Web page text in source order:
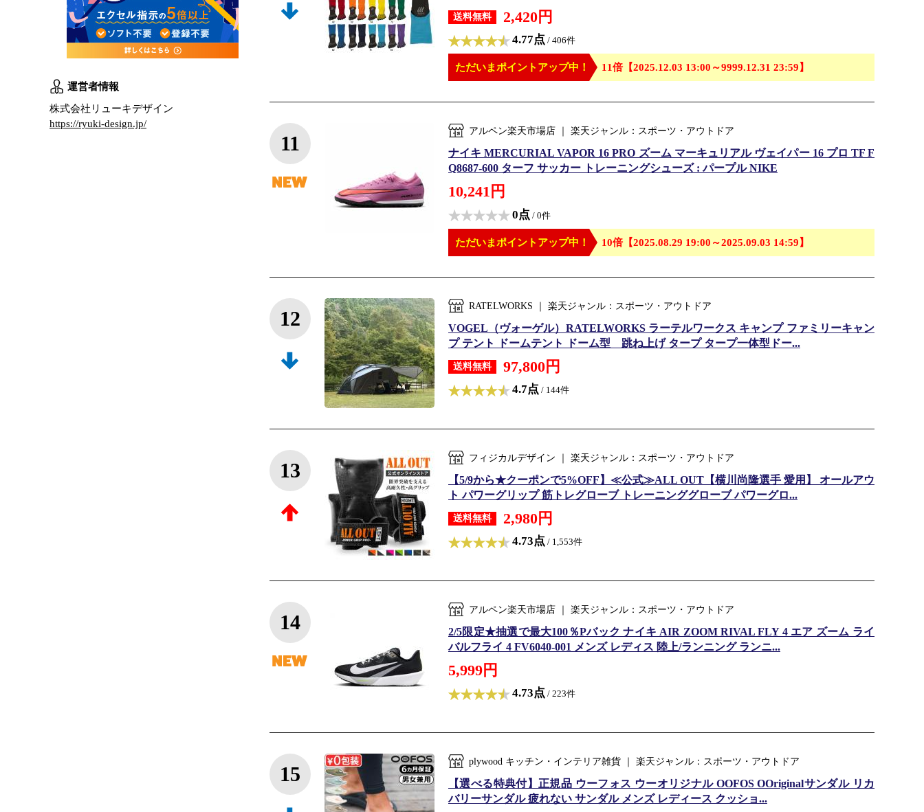
送料無料 2,420円
4.77点 / 406件
ただいまポイントアップ中！ 11倍【2025.12.03 13:00～9999.12.31 23:59】
11
アルペン楽天市場店 ｜ 楽天ジャンル：スポーツ・アウトドア
ナイキ MERCURIAL VAPOR 16 PRO ズーム マーキュリアル ヴェイパー 16 プロ TF F
Q8687-600 ターフ サッカー トレーニングシューズ : パープル NIKE
10,241円
0点 / 0件
ただいまポイントアップ中！ 10倍【2025.08.29 19:00～2025.09.03 14:59】
12
RATELWORKS ｜ 楽天ジャンル：スポーツ・アウトドア
VOGEL（ヴォーゲル）RATELWORKS ラーテルワークス キャンプ ファミリーキャン
プ テント ドームテント ドーム型 跳ね上げ タープ タープ一体型ドー...
送料無料 97,800円
4.7点 / 144件
13
フィジカルデザイン ｜ 楽天ジャンル：スポーツ・アウトドア
【5/9から★クーポンで5%OFF】≪公式≫ALL OUT【横川尚隆選手 愛用】 オールアウ
ト パワーグリップ 筋トレグローブ トレーニンググローブ パワーグロ...
送料無料 2,980円
4.73点 / 1,553件
14
アルペン楽天市場店 ｜ 楽天ジャンル：スポーツ・アウトドア
2/5限定★抽選で最大100％Pバック ナイキ AIR ZOOM RIVAL FLY 4 エア ズーム ライ
バルフライ 4 FV6040-001 メンズ レディス 陸上/ランニング ランニ...
5,999円
4.73点 / 223件
15
plywood キッチン・インテリア雑貨 ｜ 楽天ジャンル：スポーツ・アウトドア
【選べる特典付】正規品 ウーフォス ウーオリジナル OOFOS OOriginalサンダル リカ
バリーサンダル 疲れない サンダル メンズ レディース クッショ...
運営者情報
株式会社リューキデザイン
https://ryuki-design.jp/